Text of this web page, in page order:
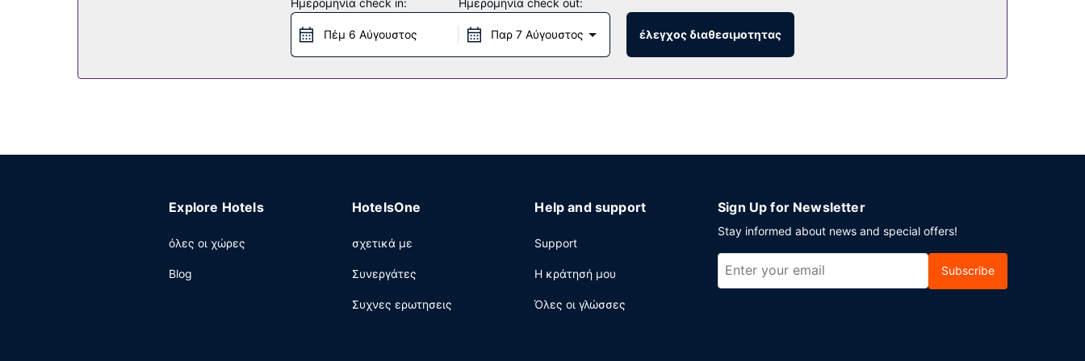
υπηρεσίες concierge. Σε αυτό το ξενοδοχείο θα βρείτε επίσης κατάστημα δώρων/περίπτερο με εφημερίδες, αίθουσα χορού και μηχάνημα αυτόματης πώλησης.
Πάρτε κάτι να φάτε στο Lockbox (εστιατόριο), το οποίο διαθέτει μπαρ/lounge. Εναλλακτικά, μείνετε μέσα και επωφεληθείτε από το room service (κατά τη
διάρκεια συγκεκριμένων ωρών μόνο).
Ημερομηνία check in:
Πέμ 6 Αύγουστος
Ημερομηνία check out:
Παρ 7 Αύγουστος έλεγχος διαθεσιμοτητας
Explore Hotels
όλες οι χώρες
Blog
HotelsOne
σχετικά με
Συνεργάτες
Συχνες ερωτησεις
Help and support
Support
Η κράτησή μου
Όλες οι γλώσσες
Sign Up for Newsletter
Stay informed about news and special offers!
Subscribe